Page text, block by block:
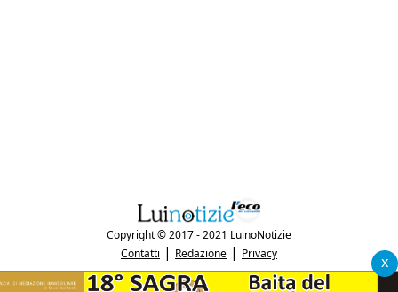
x
Copyright © 2017 - 2021 LuinoNotizie
Contatti | Redazione | Privacy
"Luinonotizie.it è una testata giornalistica iscritta al Registro Stampa del